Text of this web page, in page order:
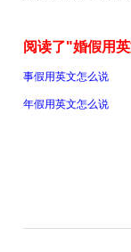
阅读了"婚假用
事假用英文怎么说
年假用英文怎么说